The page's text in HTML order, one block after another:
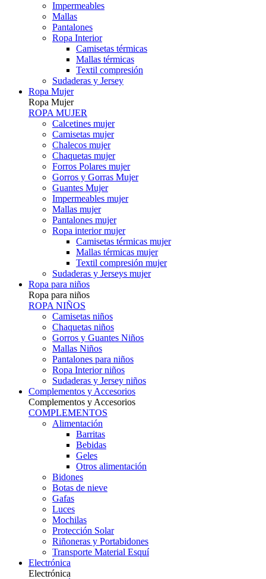
Impermeables
Mallas
Pantalones
Ropa Interior
Camisetas térmicas
Mallas térmicas
Textil compresión
Sudaderas y Jersey
Ropa Mujer
Ropa Mujer
ROPA MUJER
Calcetines mujer
Camisetas mujer
Chalecos mujer
Chaquetas mujer
Forros Polares mujer
Gorros y Gorras Mujer
Guantes Mujer
Impermeables mujer
Mallas mujer
Pantalones mujer
Ropa interior mujer
Camisetas térmicas mujer
Mallas térmicas mujer
Textil compresión mujer
Sudaderas y Jerseys mujer
Ropa para niños
Ropa para niños
ROPA NIÑOS
Camisetas niños
Chaquetas niños
Gorros y Guantes Niños
Mallas Niños
Pantalones para niños
Ropa Interior niños
Sudaderas y Jersey niños
Complementos y Accesorios
Complementos y Accesorios
COMPLEMENTOS
Alimentación
Barritas
Bebidas
Geles
Otros alimentación
Bidones
Botas de nieve
Gafas
Luces
Mochilas
Protección Solar
Riñoneras y Portabidones
Transporte Material Esquí
Electrónica
Electrónica